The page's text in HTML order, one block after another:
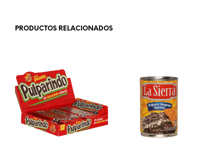
PRODUCTOS RELACIONADOS